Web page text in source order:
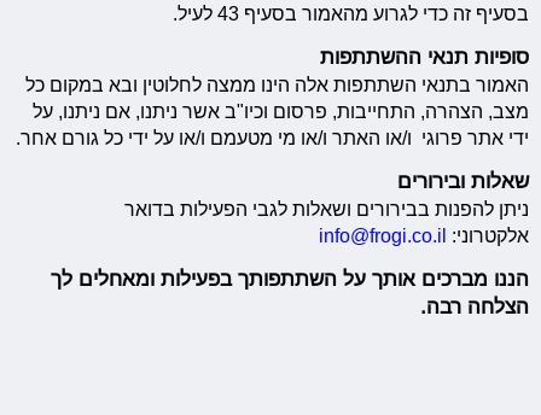
בסעיף זה כדי לגרוע מהאמור בסעיף 43 לעיל.
סופיות תנאי ההשתתפות
האמור בתנאי השתתפות אלה הינו ממצה לחלוטין ובא במקום כל
מצב, הצהרה, התחייבות, פרסום וכיו"ב אשר ניתנו, אם ניתנו, על
ידי אתר פרוגי ו/או האתר ו/או מי מטעמם ו/או על ידי כל גורם אחר.
שאלות ובירורים
ניתן להפנות בבירורים ושאלות לגבי הפעילות בדואר
אלקטרוני: info@frogi.co.il
הננו מברכים אותך על השתתפותך בפעילות ומאחלים לך
הצלחה רבה.